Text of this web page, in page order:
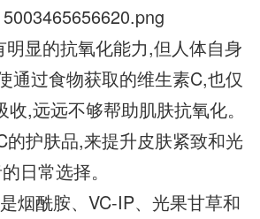
明显的抗氧化能力,但人体自身
通过食物获取的维生素C,也仅
,远远不够帮助肌肤抗氧化。
的护肤品,来提升皮肤紧致和光
日常选择。
烟酰胺、VC-IP、光果甘草和